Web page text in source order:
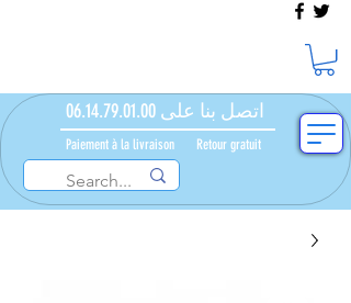
اتصل بنا على 06.14.79.01.00
Paiement à la livraison​ ​ Retour gratuit